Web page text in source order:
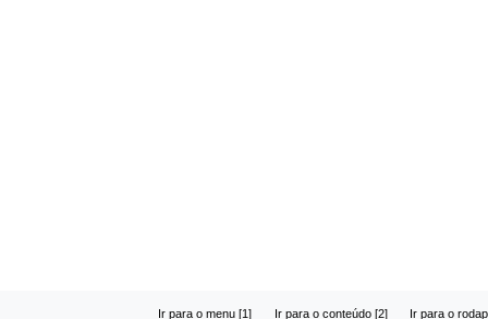
Ir para o menu [1] Ir para o conteúdo [2] Ir para o